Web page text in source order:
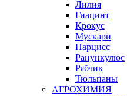
Лилия
Гиацинт
Крокус
Мускари
Нарцисс
Ранункулюс
Рябчик
Тюльпаны
АГРОХИМИЯ